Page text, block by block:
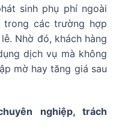
sinh phụ phí ngoài
trong các trường hợp
Nhờ đó, khách hàng
dịch vụ mà không
mờ hay tăng giá sau
nghiệp, trách